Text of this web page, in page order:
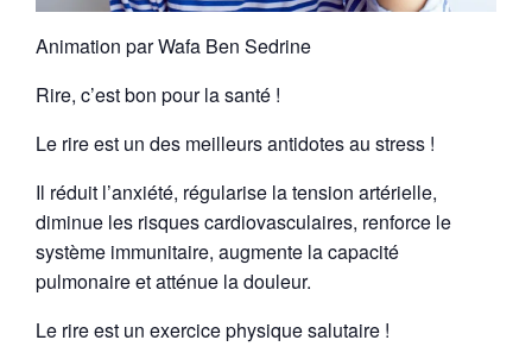
Animation par Wafa Ben Sedrine
Rire, c’est bon pour la santé !
Le rire est un des meilleurs antidotes au stress !
Il réduit l’anxiété, régularise la tension artérielle,
diminue les risques cardiovasculaires, renforce le
système immunitaire, augmente la capacité
pulmonaire et atténue la douleur.
Le rire est un exercice physique salutaire !